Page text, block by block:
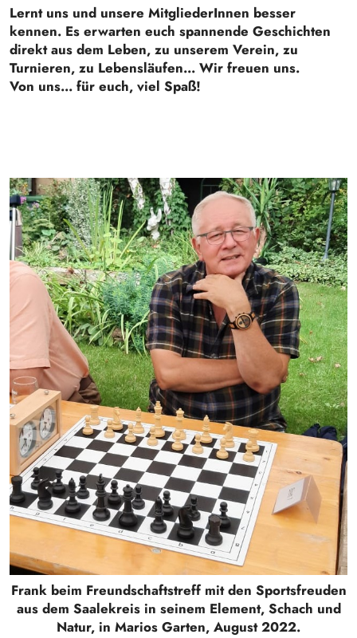
Lernt uns und unsere MitgliederInnen besser
kennen. Es erwarten euch spannende Geschichten
direkt aus dem Leben, zu unserem Verein, zu
Turnieren, zu Lebensläufen... Wir freuen uns.
Von uns... für euch, viel Spaß!
Frank beim Freundschaftstreff mit den Sportsfreuden
aus dem Saalekreis in seinem Element, Schach und
Natur, in Marios Garten, August 2022.